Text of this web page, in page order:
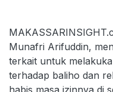
Munafri Arifuddin,
terkait untuk
terhadap baliho dan